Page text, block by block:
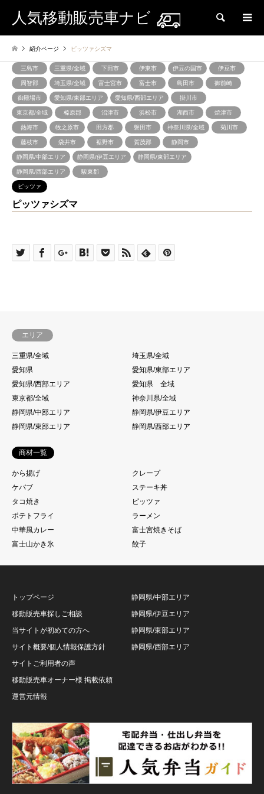
人気移動販売車ナビ 検索
紹介ページ ピッツァシズマ
三島市 三重県/全域 下田市 伊東市 伊豆の国市 伊豆市
周智郡 埼玉県/全域 富士宮市 富士市 島田市 御前崎
御殿場市 愛知県/東部エリア 愛知県/西部エリア 掛川市
東京都/全域 榛原郡 沼津市 浜松市 湖西市 焼津市
熱海市 牧之原市 田方郡 磐田市 神奈川県/全域 菊川市
藤枝市 袋井市 裾野市 賀茂郡 静岡市
静岡県/中部エリア 静岡県/伊豆エリア 静岡県/東部エリア
静岡県/西部エリア 駿東郡
ピッツァ
ピッツァシズマ
エリア
三重県/全域
埼玉県/全域
愛知県
愛知県/東部エリア
愛知県/西部エリア
愛知県 全域
東京都/全域
神奈川県/全域
静岡県/中部エリア
静岡県/伊豆エリア
静岡県/東部エリア
静岡県/西部エリア
商材一覧
から揚げ
クレープ
ケバブ
ステーキ丼
タコ焼き
ピッツァ
ポテトフライ
ラーメン
中華風カレー
富士宮焼きそば
富士山かき氷
餃子
トップページ
移動販売車探しご相談
当サイトが初めての方へ
サイト概要/個人情報保護方針
サイトご利用者の声
移動販売車オーナー様 掲載依頼
運営元情報
静岡県/中部エリア
静岡県/伊豆エリア
静岡県/東部エリア
静岡県/西部エリア